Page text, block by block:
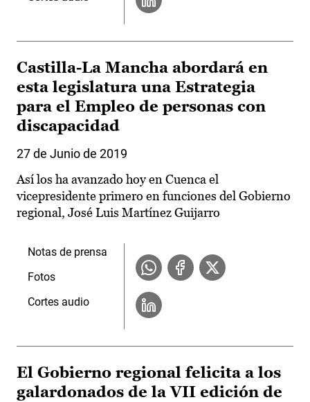
Castilla-La Mancha abordará en
esta legislatura una Estrategia
para el Empleo de personas con
discapacidad
27 de Junio de 2019
Así los ha avanzado hoy en Cuenca el
vicepresidente primero en funciones del Gobierno
regional, José Luis Martínez Guijarro
Notas de prensa
Fotos
Cortes audio
El Gobierno regional felicita a los
galardonados de la VII edición de